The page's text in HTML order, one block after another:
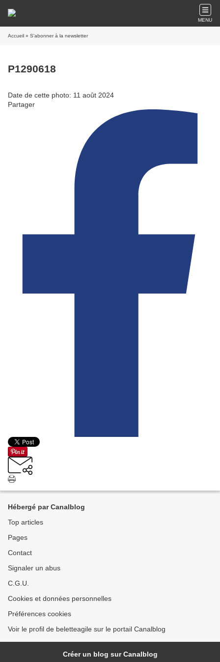
MENU
Accueil » S'abonner à la newsletter
P1290618
Date de cette photo: 11 août 2024
Partager
Hébergé par Canalblog
Top articles
Pages
Contact
Signaler un abus
C.G.U.
Cookies et données personnelles
Préférences cookies
Voir le profil de beletteagile sur le portail Canalblog
Créer un blog sur Canalblog